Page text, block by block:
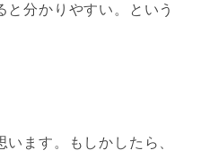
分かりやすい。という
ます。もしかしたら、